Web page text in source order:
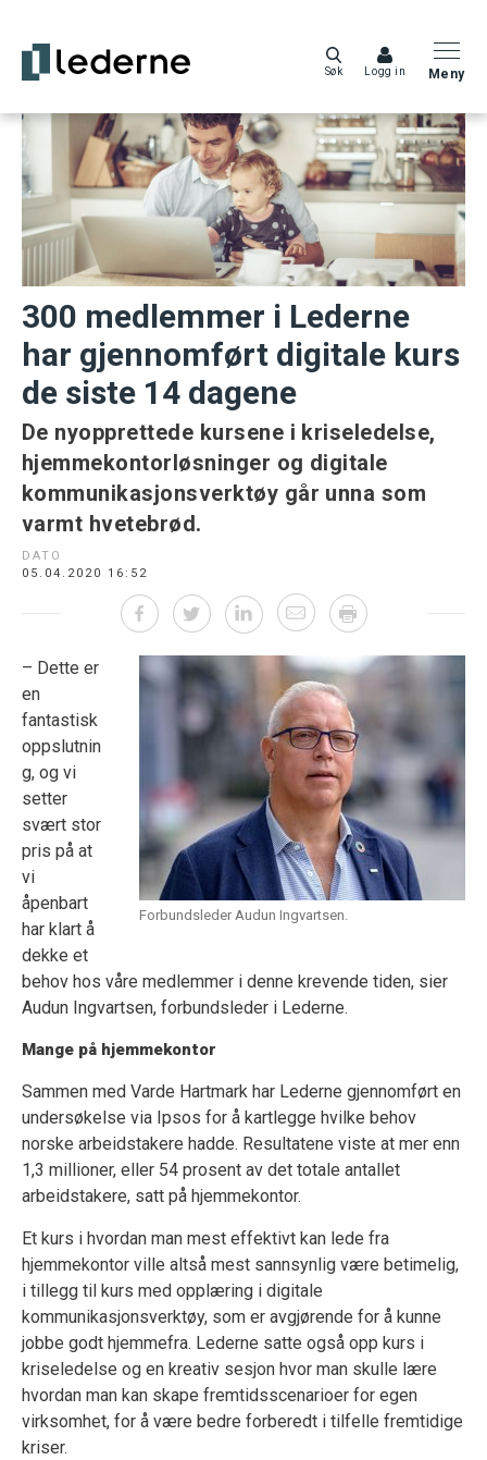
Søk Logg in Meny
300 medlemmer i Lederne
har gjennomført digitale kurs
de siste 14 dagene
De nyopprettede kursene i kriseledelse,
hjemmekontorløsninger og digitale
kommunikasjonsverktøy går unna som
varmt hvetebrød.
DATO
05.04.2020 16:52
Forbundsleder Audun Ingvartsen.
– Dette er
en
fantastisk
oppslutnin
g, og vi
setter
svært stor
pris på at
vi
åpenbart
har klart å
dekke et
behov hos våre medlemmer i denne krevende tiden, sier
Audun Ingvartsen, forbundsleder i Lederne.
Mange på hjemmekontor
Sammen med Varde Hartmark har Lederne gjennomført en
undersøkelse via Ipsos for å kartlegge hvilke behov
norske arbeidstakere hadde. Resultatene viste at mer enn
1,3 millioner, eller 54 prosent av det totale antallet
arbeidstakere, satt på hjemmekontor.
Et kurs i hvordan man mest effektivt kan lede fra
hjemmekontor ville altså mest sannsynlig være betimelig,
i tillegg til kurs med opplæring i digitale
kommunikasjonsverktøy, som er avgjørende for å kunne
jobbe godt hjemmefra. Lederne satte også opp kurs i
kriseledelse og en kreativ sesjon hvor man skulle lære
hvordan man kan skape fremtidsscenarioer for egen
virksomhet, for å være bedre forberedt i tilfelle fremtidige
kriser.